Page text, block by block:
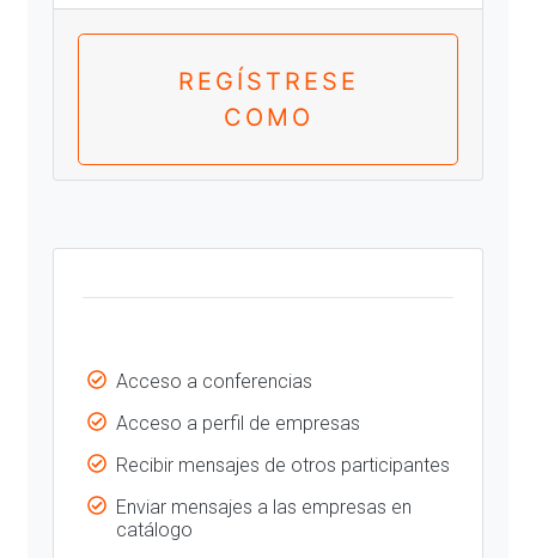
REGÍSTRESE
COMO
Acceso a conferencias
Acceso a perfil de empresas
Recibir mensajes de otros participantes
Enviar mensajes a las empresas en
catálogo